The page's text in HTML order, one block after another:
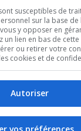
susceptibles de
sur la base
y opposer en
un lien en bas de
ou retirer votre
cookies et de
Autoriser